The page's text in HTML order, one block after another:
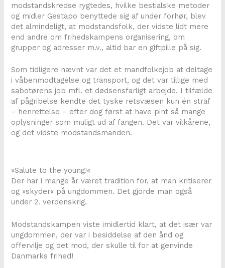
modstandskredse rygtedes, hvilke bestialske metoder
og midler Gestapo benyttede sig af under forhør, blev
det almindeligt, at modstandsfolk, der vidste lidt mere
end andre om frihedskampens organisering, om
grupper og adresser m.v., altid bar en giftpille på sig.
Som tidligere nævnt var det et mandfolkejob at deltage
i våbenmodtagelse og transport, og det var tillige med
sabotørens job mfl. et dødsensfarligt arbejde. I tilfælde
af pågribelse kendte det tyske retsvæsen kun én straf
– henrettelse – efter dog først at have pint så mange
oplysninger som muligt ud af fangen. Det var vilkårene,
og det vidste modstandsmanden.
»Salute to the young!«
Der har i mange år været tradition for, at man kritiserer
og »skyder« på ungdommen. Det gjorde man også
under 2. verdenskrig.
Modstandskampen viste imidlertid klart, at det især var
ungdommen, der var i besiddelse af den ånd og
offervilje og det mod, der skulle til for at genvinde
Danmarks frihed!